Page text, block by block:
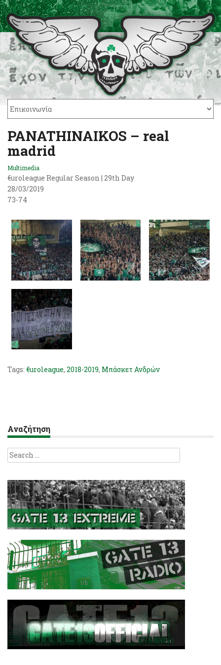
PANATHINAIKOS – real
madrid
Multimedia
€uroleague Regular Season | 29th Day
28/03/2019
73-74
Tags: €uroleague, 2018-2019, Μπάσκετ Ανδρών
Αναζήτηση
Search
for: